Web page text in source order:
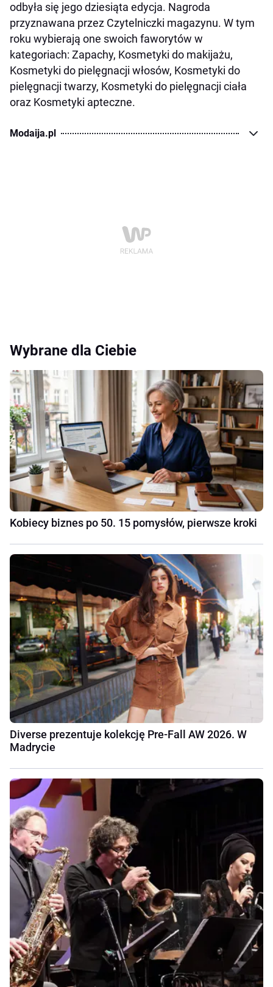
odbyła się jego dziesiąta edycja. Nagroda
przyznawana przez Czytelniczki magazynu. W tym
roku wybierają one swoich faworytów w
kategoriach: Zapachy, Kosmetyki do makijażu,
Kosmetyki do pielęgnacji włosów, Kosmetyki do
pielęgnacji twarzy, Kosmetyki do pielęgnacji ciała
oraz Kosmetyki apteczne.
Modaija.pl
Wybrane dla Ciebie
Kobiecy biznes po 50. 15 pomysłów, pierwsze kroki
Diverse prezentuje kolekcję Pre-Fall AW 2026. W
Madrycie